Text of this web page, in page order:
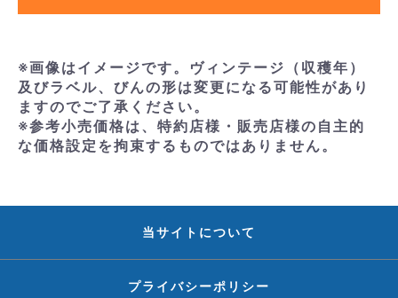
※画像はイメージです。ヴィンテージ（収穫年）
及びラベル、びんの形は変更になる可能性があり
ますのでご了承ください。
※参考小売価格は、特約店様・販売店様の自主的
な価格設定を拘束するものではありません。
当サイトについて
プライバシーポリシー